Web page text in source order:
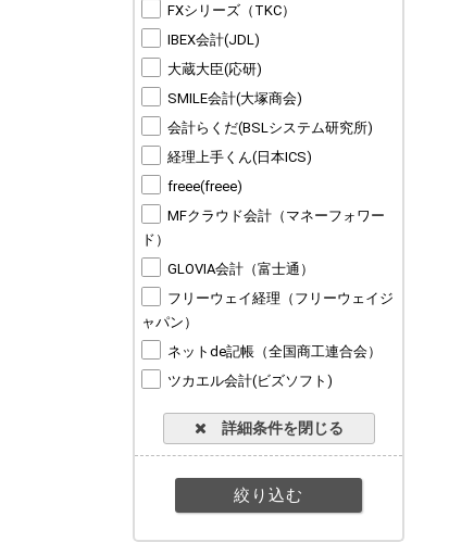
FXシリーズ（TKC）
IBEX会計(JDL)
大蔵大臣(応研)
SMILE会計(大塚商会)
会計らくだ(BSLシステム研究所)
経理上手くん(日本ICS)
freee(freee)
MFクラウド会計（マネーフォワー
ド）
GLOVIA会計（富士通）
フリーウェイ経理（フリーウェイジ
ャパン）
ネットde記帳（全国商工連合会）
ツカエル会計(ビズソフト)
詳細条件を閉じる